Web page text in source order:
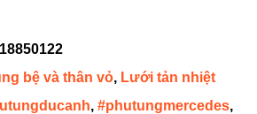
bệ và thân vỏ, Lưới tản nhiệt
, #phutungmercedes,